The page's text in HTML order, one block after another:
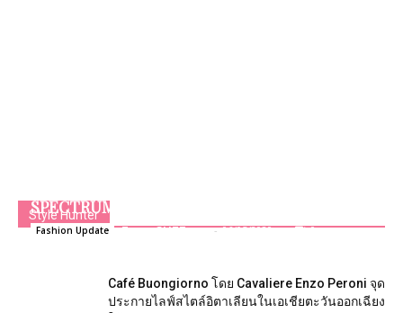
Style Hunter
SPECTRUM
Fashion Update Team GLITZmag - 06/05/2020 0
Café Buongiorno โดย Cavaliere Enzo Peroni จุด
ประกายไลฟ์สไตล์อิตาเลียนในเอเชียตะวันออกเฉียง